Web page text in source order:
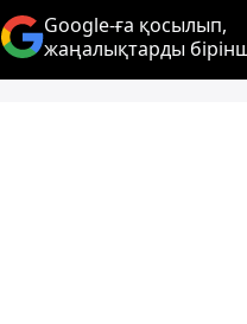
Google-ға қосылып,
жаңалықтарды